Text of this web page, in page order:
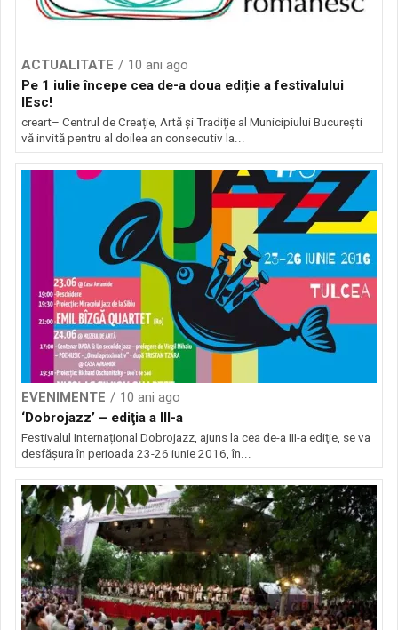
ACTUALITATE
10 ani ago
Pe 1 iulie începe cea de-a doua ediție a festivalului
IEsc!
creart– Centrul de Creație, Artă și Tradiție al Municipiului București
vă invită pentru al doilea an consecutiv la...
EVENIMENTE
10 ani ago
‘Dobrojazz’ – ediţia a III-a
Festivalul Internațional Dobrojazz, ajuns la cea de-a III-a ediţie, se va
desfăşura în perioada 23-26 iunie 2016, în...